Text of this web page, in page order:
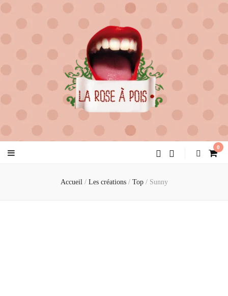
la rose à pois
0
Accueil / Les créations / Top / Sunny